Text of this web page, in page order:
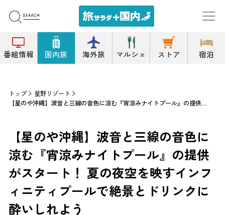
番組情報 国内旅 海外旅 マルシェ ストア 宿泊
トップ
星野リゾート
【星のや沖縄】波音と三線の音色に涼む『宵涼みナイトプール』の提供がスタート！ 夏の夜空を映すインフィニティプールで絶景とドリンクに酔いしれよう
【星のや沖縄】波音と三線の音色に
涼む『宵涼みナイトプール』の提供
がスタート！ 夏の夜空を映すインフ
ィニティプールで絶景とドリンクに
酔いしれよう